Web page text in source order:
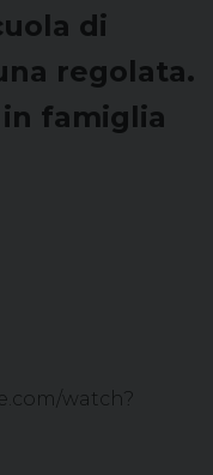
di
regolata.
famiglia
watch?